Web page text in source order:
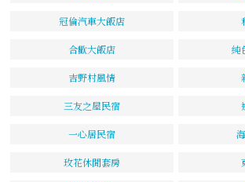
冠倫汽車大飯店
合歡大飯店 純
吉野村風情
三友之屋民宿
一心居民宿
玫花休閒套房